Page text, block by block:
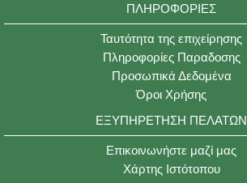
ΠΛΗΡΟΦΟΡΊΕΣ
Ταυτότητα της επιχείρησης
Πληροφορίες Παραδοσης
Προσωπικά Δεδομένα
Όροι Χρήσης
ΕΞΥΠΗΡΈΤΗΣΗ ΠΕΛΑΤΏΝ
Επικοινωνήστε μαζί μας
Χάρτης Ιστότοπου